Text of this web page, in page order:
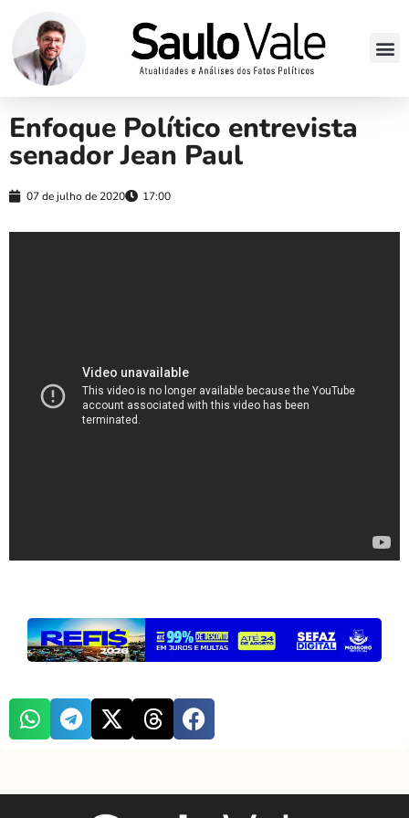
Enfoque Político entrevista
senador Jean Paul
07 de julho de 2020 17:00